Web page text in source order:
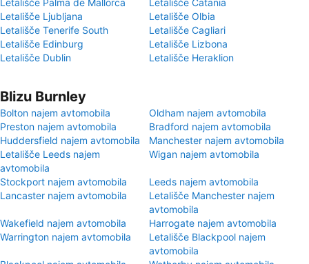
Letališče Palma de Mallorca
Letališče Catania
Letališče Ljubljana
Letališče Olbia
Letališče Tenerife South
Letališče Cagliari
Letališče Edinburg
Letališče Lizbona
Letališče Dublin
Letališče Heraklion
Blizu Burnley
Bolton najem avtomobila
Oldham najem avtomobila
Preston najem avtomobila
Bradford najem avtomobila
Huddersfield najem avtomobila
Manchester najem avtomobila
Letališče Leeds najem
avtomobila
Wigan najem avtomobila
Stockport najem avtomobila
Leeds najem avtomobila
Lancaster najem avtomobila
Letališče Manchester najem
avtomobila
Wakefield najem avtomobila
Harrogate najem avtomobila
Warrington najem avtomobila
Letališče Blackpool najem
avtomobila